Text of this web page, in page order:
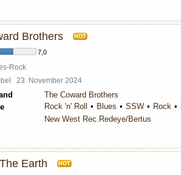
Brothers HOT
7,0
Rock
23. November 2024
The Coward Brothers
Rock 'n' Roll Blues SSW Rock
New West Rec.Redeye/Bertus
Earth HOT